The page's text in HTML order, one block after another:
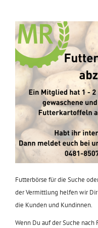
Futterbörse für die Suche
der Vermittlung helfen wir
die Kunden und Kundinnen.
Wenn Du auf der Suche